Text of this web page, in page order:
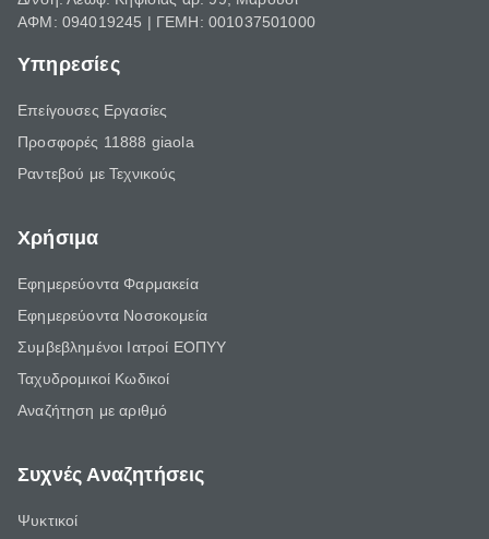
ΑΦΜ: 094019245 | ΓΕΜΗ: 001037501000
Υπηρεσίες
Επείγουσες Εργασίες
Προσφορές 11888 giaola
Ραντεβού με Τεχνικούς
Χρήσιμα
Εφημερεύοντα Φαρμακεία
Εφημερεύοντα Νοσοκομεία
Συμβεβλημένοι Ιατροί ΕΟΠΥΥ
Ταχυδρομικοί Κωδικοί
Αναζήτηση με αριθμό
Συχνές Αναζητήσεις
Ψυκτικοί